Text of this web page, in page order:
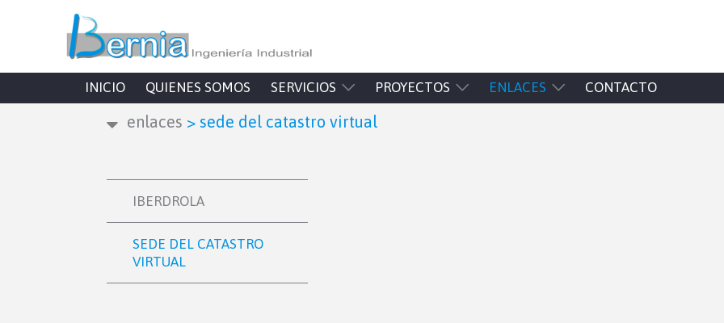
INICIO QUIENES SOMOS SERVICIOS PROYECTOS ENLACES CONTACTO
enlaces > sede del catastro virtual
IBERDROLA
SEDE DEL CATASTRO
VIRTUAL